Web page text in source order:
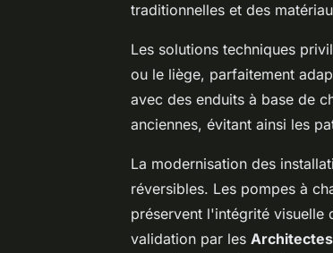
traditionnelles et des
Les solutions techniques
ou le liège, parfaitement
avec des enduits à base de
anciennes, évitant ainsi les
La modernisation des
réversibles. Les pompes à
préservent l'intégrité visuelle
validation par les